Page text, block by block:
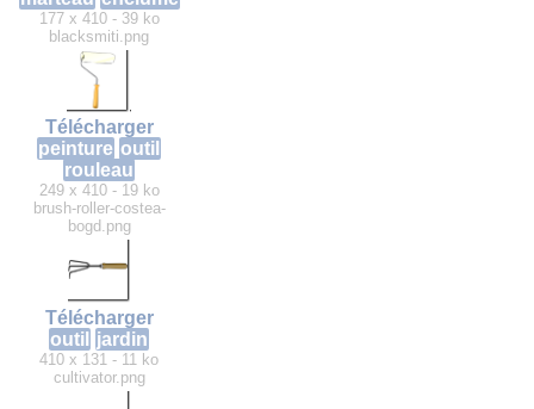
177 x 410 - 39 ko
blacksmiti.png
Télécharger
peinture outil
rouleau
249 x 410 - 19 ko
brush-roller-costea-
bogd.png
Télécharger
outil
jardin
410 x 131 - 11 ko
cultivator.png